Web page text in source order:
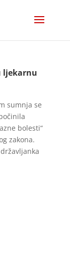
ljekarnu
sumnja se
bolesti“
zakona.